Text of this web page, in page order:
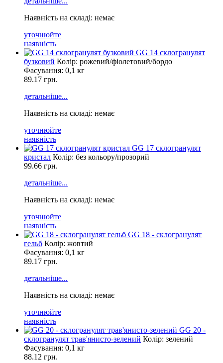
Наявність на складі: немає
уточнюйте
наявність
GG 14 склогранулят
бузковий Колір: рожевий/фіолетовий/бордо
Фасування: 0,1 кг
89.17 грн.
детальніше...
Наявність на складі: немає
уточнюйте
наявність
GG 17 склогранулят
кристал Колір: без кольору/прозорий
99.66 грн.
детальніше...
Наявність на складі: немає
уточнюйте
наявність
GG 18 - склогранулят
гельб Колір: жовтий
Фасування: 0,1 кг
89.17 грн.
детальніше...
Наявність на складі: немає
уточнюйте
наявність
GG 20 -
склогранулят трав'янисто-зелений Колір: зелений
Фасування: 0,1 кг
88.12 грн.